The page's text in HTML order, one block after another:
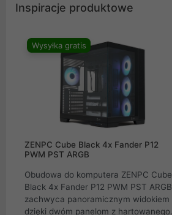
Inspiracje produktowe
Wysyłka gratis
ZENPC Cube Black 4x Fander P12
PWM PST ARGB
Obudowa do komputera ZENPC Cube
Black 4x Fander P12 PWM PST ARGB
zachwyca panoramicznym widokiem
dzięki dwóm panelom z hartowanego